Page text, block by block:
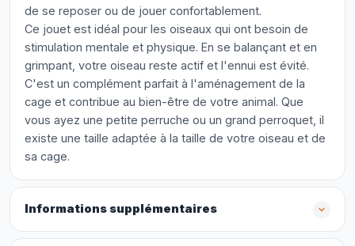
de se reposer ou de jouer confortablement.
Ce jouet est idéal pour les oiseaux qui ont besoin de
stimulation mentale et physique. En se balançant et en
grimpant, votre oiseau reste actif et l'ennui est évité.
C'est un complément parfait à l'aménagement de la
cage et contribue au bien-être de votre animal. Que
vous ayez une petite perruche ou un grand perroquet, il
existe une taille adaptée à la taille de votre oiseau et de
sa cage.
Informations supplémentaires